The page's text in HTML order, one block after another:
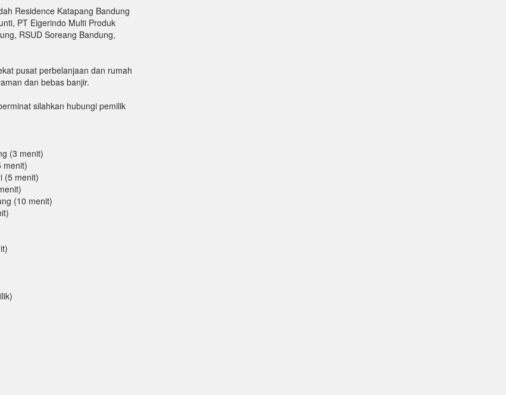
Residence Katapang Bandung
PT Eigerindo Multi Produk
RSUD Soreang Bandung,
pusat perbelanjaan dan rumah
dan bebas banjir.
silahkan hubungi pemilik
(3 menit)
menit)
(5 menit)
(10 menit)